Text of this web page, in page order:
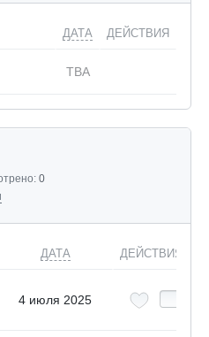
ДАТА ДЕЙСТВИЯ
TBA
0
ДАТА ДЕЙСТВИЯ
4 июля 2025